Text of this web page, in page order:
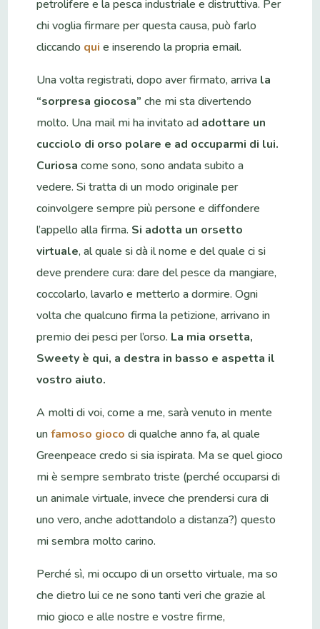
petrolifere e la pesca industriale e distruttiva. Per
chi voglia firmare per questa causa, può farlo
cliccando qui e inserendo la propria email.
Una volta registrati, dopo aver firmato, arriva la
“sorpresa giocosa” che mi sta divertendo
molto. Una mail mi ha invitato ad adottare un
cucciolo di orso polare e ad occuparmi di lui.
Curiosa come sono, sono andata subito a
vedere. Si tratta di un modo originale per
coinvolgere sempre più persone e diffondere
l’appello alla firma. Si adotta un orsetto
virtuale, al quale si dà il nome e del quale ci si
deve prendere cura: dare del pesce da mangiare,
coccolarlo, lavarlo e metterlo a dormire. Ogni
volta che qualcuno firma la petizione, arrivano in
premio dei pesci per l’orso. La mia orsetta,
Sweety è qui, a destra in basso e aspetta il
vostro aiuto.
A molti di voi, come a me, sarà venuto in mente
unfamoso gioco di qualche anno fa, al quale
Greenpeace credo si sia ispirata. Ma se quel gioco
mi è sempre sembrato triste (perché occuparsi di
un animale virtuale, invece che prendersi cura di
uno vero, anche adottandolo a distanza?) questo
mi sembra molto carino.
Perché sì, mi occupo di un orsetto virtuale, ma so
che dietro lui ce ne sono tanti veri che grazie al
mio gioco e alle nostre e vostre firme,